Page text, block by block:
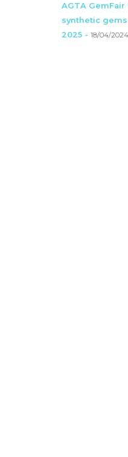
AGTA
synthetic
2025 - 18/04/2024